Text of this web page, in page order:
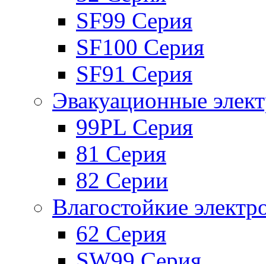
SF99 Серия
SF100 Серия
SF91 Серия
Эвакуационные
99PL Серия
81 Серия
82 Серии
Влагостойкие
62 Серия